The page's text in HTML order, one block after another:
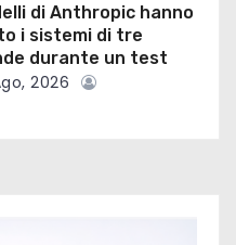
di Anthropic hanno
i sistemi di tre
durante un test
2026